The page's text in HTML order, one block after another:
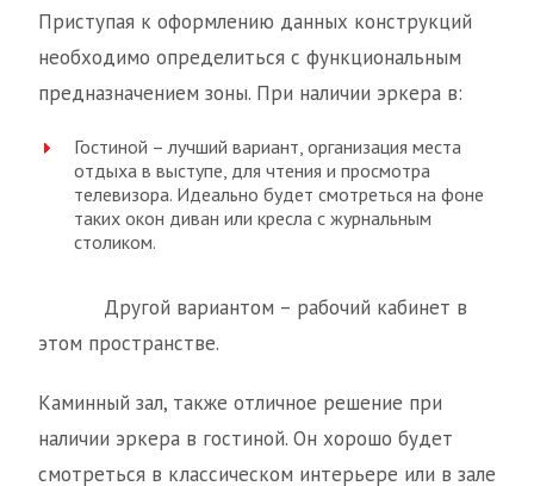
Приступая к оформлению данных конструкций
необходимо определиться с функциональным
предназначением зоны. При наличии эркера в:
Гостиной – лучший вариант, организация места
отдыха в выступе, для чтения и просмотра
телевизора. Идеально будет смотреться на фоне
таких окон диван или кресла с журнальным
столиком.
Другой вариантом – рабочий кабинет в
этом пространстве.
Каминный зал, также отличное решение при
наличии эркера в гостиной. Он хорошо будет
смотреться в классическом интерьере или в зале